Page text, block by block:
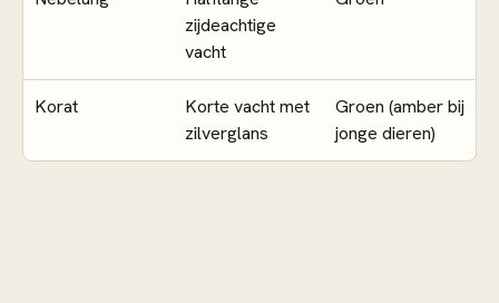
zijdeachtige
vacht
Korat
Korte vacht met
zilverglans
Groen (amber bij
jonge dieren)